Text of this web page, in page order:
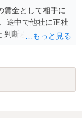
その詐称が「企業
ています。今回の
員」かという点
く、重大な詐称と
由も、適法な解雇
上場を控えたベン
、顧問弁護士が
問弁護士の先生に
賃金として相手に
途中で他社に正社
判断されると、そ
の収入を得ること
限に代わりに得た
ります。 そのた
注意ください。 現